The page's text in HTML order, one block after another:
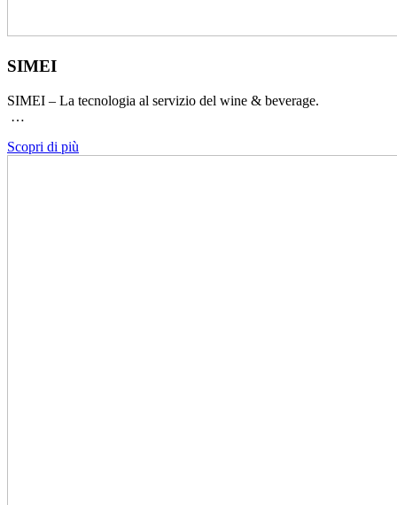
SIMEI
SIMEI – La tecnologia al servizio del wine & beverage.
…
Scopri di più